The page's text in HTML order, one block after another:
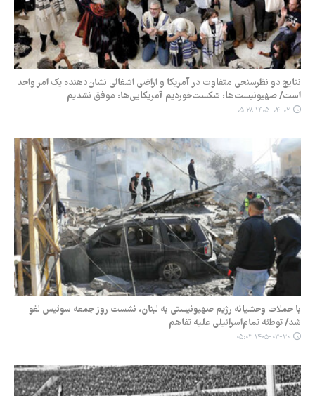
نتایج دو نظرسنجی متفاوت در آمریکا و اراضی اشغالی نشان‌دهنده یک امر واحد
است/ صهیونیست‌ها: شکست‌خوردیم آمریکایی‌ها: موفق نشدیم
۱۴۰۵-۰۴-۰۲ ۰۵:۲۸
با حملات وحشیانه رژیم صهیونیستی به لبنان، نشست روز جمعه سوئیس لغو
شد/ توطئه تمام‌اسرائیلی علیه تفاهم
۱۴۰۵-۰۳-۳۰ ۰۵:۰۳